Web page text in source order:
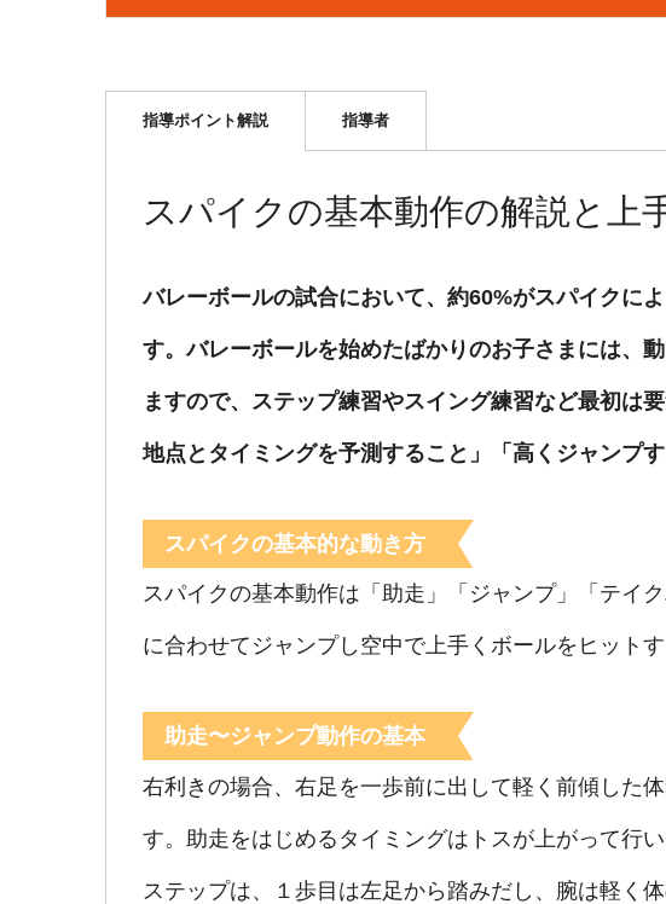
指導ポイント解説 指導者
スパイクの基本動作の解説と上
バレーボールの試合において、約60%がスパイクに
す。バレーボールを始めたばかりのお子さまには、
ますので、ステップ練習やスイング練習など最初は
地点とタイミングを予測すること」「高くジャンプ
スパイクの基本的な動き方
スパイクの基本動作は「助走」「ジャンプ」「テイ
に合わせてジャンプし空中で上手くボールをヒット
助走〜ジャンプ動作の基本
右利きの場合、右足を一歩前に出して軽く前傾した
す。助走をはじめるタイミングはトスが上がって行
ステップは、１歩目は左足から踏みだし、腕は軽く